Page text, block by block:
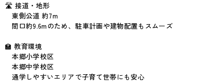
🛣 接道・地形
東側公道 約7m
間口約9.6mのため、駐車計画や建物配置もスムーズ
🏫 教育環境
本郷小学校区
本郷中学校区
通学しやすいエリアで子育て世帯にも安心